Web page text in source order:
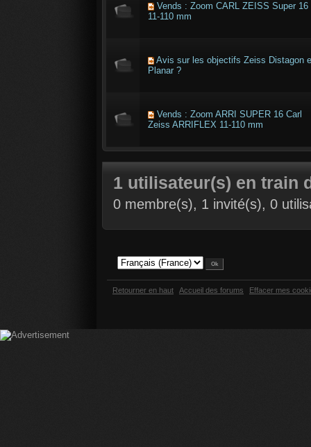
Vends : Zoom CARL ZEISS Super 16
11-110 mm
Avis sur les objectifs Zeiss Distagon
Planar ?
Vends : Zoom ARRI SUPER 16 Carl
Zeiss ARRIFLEX 11-110 mm
1 utilisateur(s) en train
0 membre(s), 1 invité(s), 0
Retourner en haut Accueil des forums Effacer mes